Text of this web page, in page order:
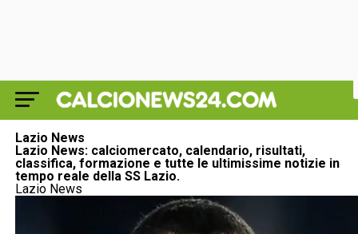
Lazio News
Lazio News: calciomercato, calendario, risultati,
classifica, formazione e tutte le ultimissime notizie in
tempo reale della SS Lazio.
Lazio News